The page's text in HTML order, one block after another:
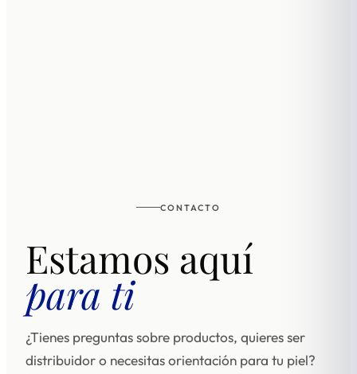
CONTACTO
Estamos aquí
para ti
¿Tienes preguntas sobre productos, quieres ser
distribuidor o necesitas orientación para tu piel?